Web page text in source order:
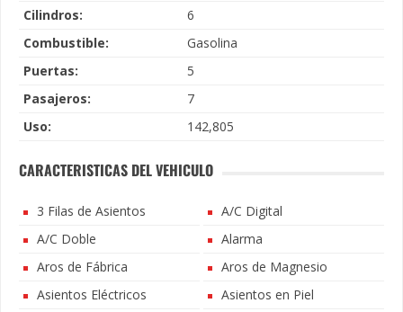
Cilindros:
6
Combustible:
Gasolina
Puertas:
5
Pasajeros:
7
Uso:
142,805
CARACTERISTICAS DEL VEHICULO
3 Filas de Asientos
A/C Digital
A/C Doble
Alarma
Aros de Fábrica
Aros de Magnesio
Asientos Eléctricos
Asientos en Piel